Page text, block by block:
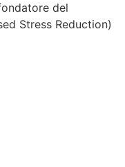
del
Stress Reduction)